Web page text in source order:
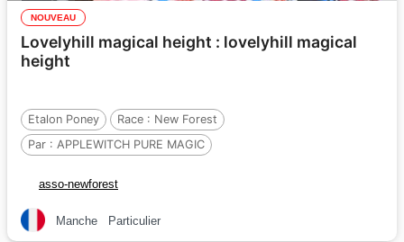
NOUVEAU
Lovelyhill magical height : lovelyhill magical
height
Etalon Poney Race : New Forest
Par : APPLEWITCH PURE MAGIC
Par :UNPREDICTABLE OF MAILLARD (GBR
asso-newforest
Manche Particulier